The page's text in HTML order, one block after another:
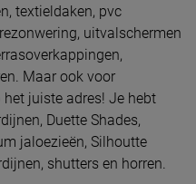
textieldaken, pvc
uitvalschermen
Maar ook voor
juiste adres! Je hebt
Duette Shades,
jaloezieën, Silhoutte
shutters en horren.